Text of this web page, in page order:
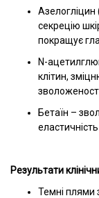
Азелогліцин
секрецію
покращує
N-
клітин,
Бетаїн –
Результати
Темні плями